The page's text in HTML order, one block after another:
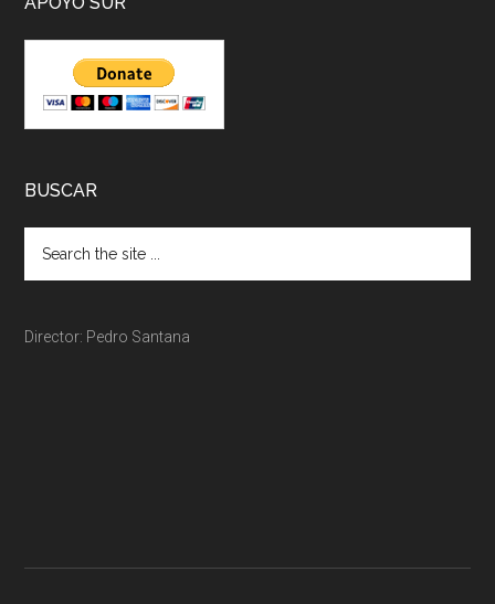
BUSCAR
Director: Pedro Santana